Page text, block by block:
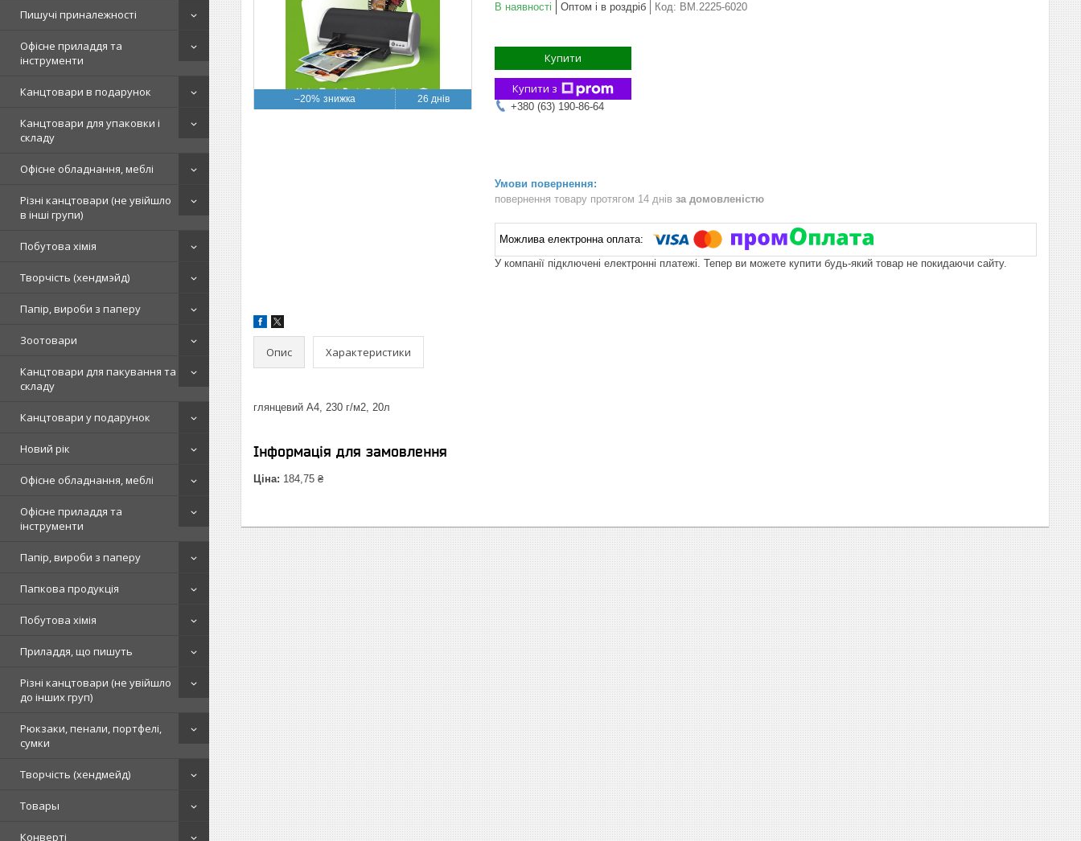
Пишучі приналежності
Офісне приладдя та
інструменти
Канцтовари в подарунок
Канцтовари для упаковки і
складу
Офісне обладнання, меблі
Різні канцтовари (не увійшло
в інші групи)
Побутова хімія
Творчість (хендмэйд)
Папір, вироби з паперу
Зоотовари
Канцтовари для пакування та
складу
Канцтовари у подарунок
Новий рік
Офісне обладнання, меблі
Офісне приладдя та
інструменти
Папір, вироби з паперу
Папкова продукція
Побутова хімія
Приладдя, що пишуть
Різні канцтовари (не увійшло
до інших груп)
Рюкзаки, пенали, портфелі,
сумки
Творчість (хендмейд)
Товары
Конверті
–20% 26 днів
В наявності Оптом і в роздріб Код: BM.2225-6020
Купити
Купити з
+380 (63) 190-86-64
повернення товару протягом 14 днів за домовленістю
У компанії підключені електронні платежі. Тепер ви можете купити будь-який товар не покидаючи сайту.
Опис Характеристики
глянцевий А4, 230 г/м2, 20л
Інформація для замовлення
Ціна: 184,75 ₴